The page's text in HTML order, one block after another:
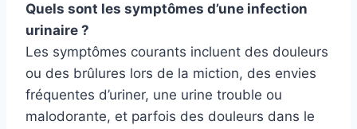
Quels sont les symptômes d’une infection
urinaire ?
Les symptômes courants incluent des douleurs
ou des brûlures lors de la miction, des envies
fréquentes d’uriner, une urine trouble ou
malodorante, et parfois des douleurs dans le